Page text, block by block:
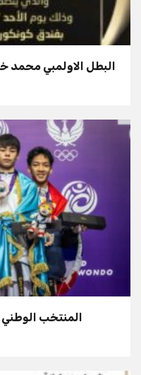
البطل الاولمبي محمد
المنتخب الوطني